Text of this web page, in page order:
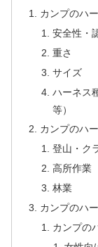
カンプのハ
安全性・
重さ
サイズ
ハーネス
等）
カンプのハ
登山・ク
高所作業
林業
カンプのハ
カンプの